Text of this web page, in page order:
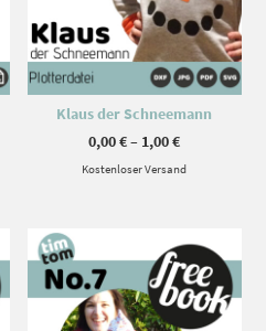
Klaus der Schneemann
0,00€– 1,00€Preisspanne:
bis
Kostenloser Versand